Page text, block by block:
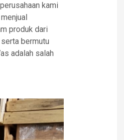
kami
produk dari
bermutu
adalah salah